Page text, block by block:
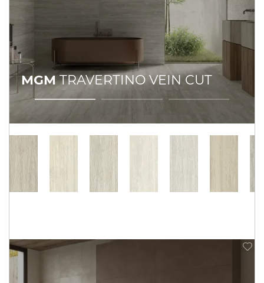
MGMTRAVERTINO VEIN CUT